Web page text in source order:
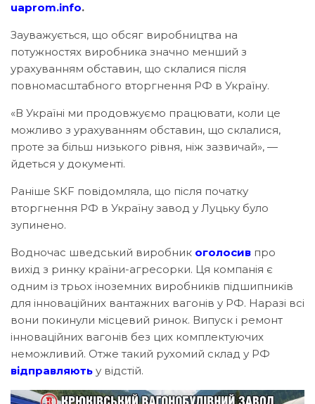
uaprom.info.
Зауважується, що обсяг виробництва на
потужностях виробника значно менший з
урахуванням обставин, що склалися після
повномасштабного вторгнення РФ в Україну.
«В Україні ми продовжуємо працювати, коли це
можливо з урахуванням обставин, що склалися,
проте за більш низького рівня, ніж зазвичай», —
йдеться у документі.
Раніше SKF повідомляла, що після початку
вторгнення РФ в Україну завод у Луцьку було
зупинено.
Водночас шведський виробник оголосив про
вихід з ринку країни-агресорки. Ця компанія є
одним із трьох іноземних виробників підшипників
для інноваційних вантажних вагонів у РФ. Наразі всі
вони покинули місцевий ринок. Випуск і ремонт
інноваційних вагонів без цих комплектуючих
неможливий. Отже такий рухомий склад у РФ
відправляють у відстій.